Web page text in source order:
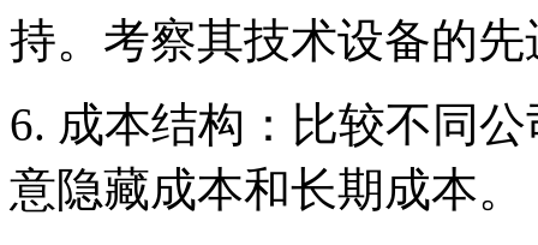
持。考察其技术设备的
6. 成本结构：比较不同
意隐藏成本和长期成本。